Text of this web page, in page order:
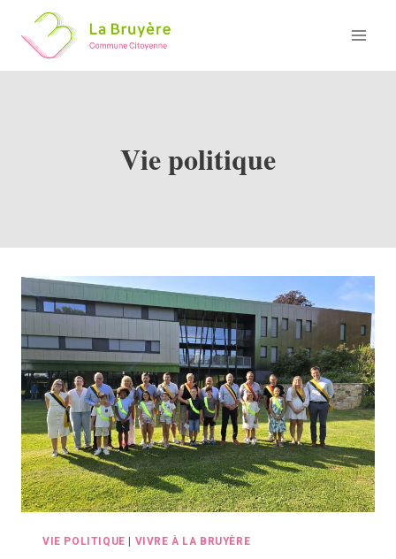
content
Vie politique
VIE POLITIQUE | VIVRE À LA BRUYÈRE